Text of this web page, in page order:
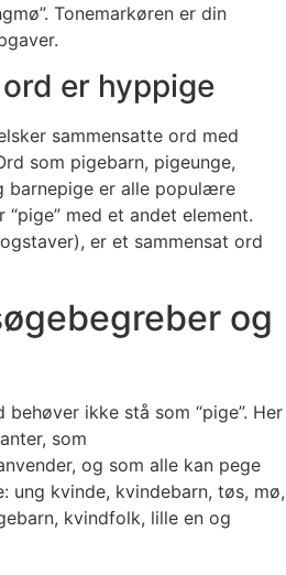
Tonemarkøren er din
er hyppige
sammensatte ord med
som pigebarn, pigeunge,
barnepige er alle populære
med et andet element.
er et sammensat ord
og
ikke stå som “pige”. Her
som
og som alle kan pege
ung kvinde, kvindebarn, tøs, mø,
kvindfolk, lille en og